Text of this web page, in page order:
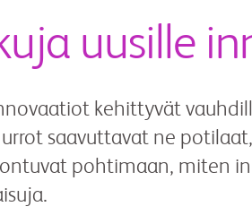
uusille
kehittyvät
saavuttavat ne
pohtimaan, miten